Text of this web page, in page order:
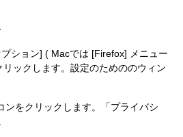
ション] ( Macでは [Firefox] メニュー
ックします。設定のためののウィン
ンをクリックします。「プライバシ